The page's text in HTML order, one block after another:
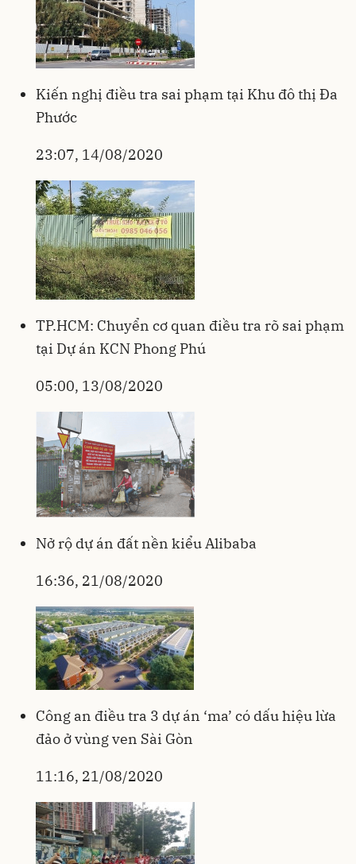
Kiến nghị điều tra sai phạm tại Khu đô thị Đa
Phước
23:07, 14/08/2020
TP.HCM: Chuyển cơ quan điều tra rõ sai phạm
tại Dự án KCN Phong Phú
05:00, 13/08/2020
Nở rộ dự án đất nền kiểu Alibaba
16:36, 21/08/2020
Công an điều tra 3 dự án ‘ma’ có dấu hiệu lừa
đảo ở vùng ven Sài Gòn
11:16, 21/08/2020